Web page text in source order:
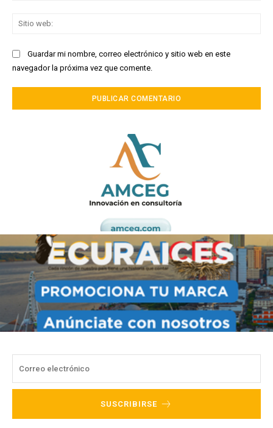
Guardar mi nombre, correo electrónico y sitio web en este
navegador la próxima vez que comente.
SUSCRIBIRSE